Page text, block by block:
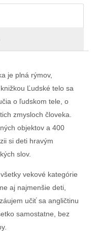
je plná rýmov,
Ľudské telo sa
o ľudskom tele, o
zmysloch človeka.
objektov a 400
si deti hravým
slov.
vekové kategórie
aj najmenšie deti,
učiť sa angličtinu
samostatne, bez